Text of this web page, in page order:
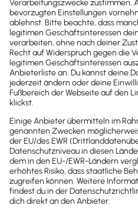
2026
Buchhaltungssoftware
Testsieger
Testsieger
2022